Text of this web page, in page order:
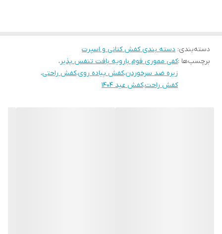
میزان راحتی پا عالی
نحوه بسته شدن
بندی
دسته‌بندی: دسته بندی کفش کتانی و اسپرت
برچسب‌ها :کفی مموری فوم بارویه بافت تنفس پذیر،
زیره ضد سرخوردن،کفش پیاده روی،کفش راحتی،
کفش راحت،کفش عید 1404